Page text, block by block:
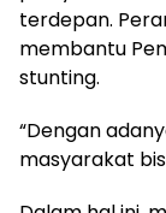
terdepan.
membantu
stunting.
“Dengan
masyarakat